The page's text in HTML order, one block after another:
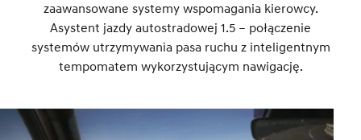
zaawansowane systemy wspomagania kierowcy.
Asystent jazdy autostradowej 1.5 – połączenie
systemów utrzymywania pasa ruchu z inteligentnym
tempomatem wykorzystującym nawigację.